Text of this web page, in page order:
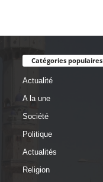
Catégories populaires
Actualité
A la une
Société
Politique
Actualités
Religion